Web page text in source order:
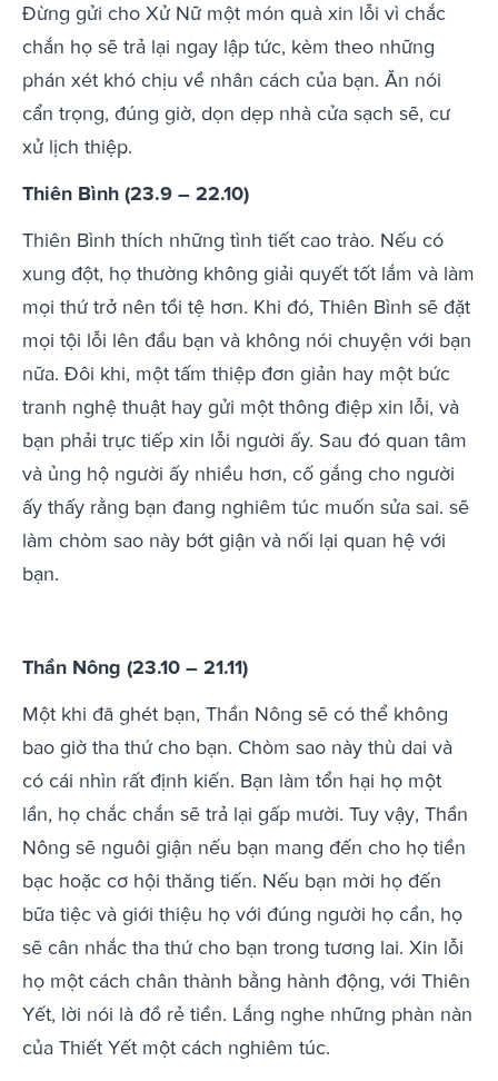
Đừng gửi cho Xử Nữ một món quà xin lỗi vì chắc
chắn họ sẽ trả lại ngay lập tức, kèm theo những
phán xét khó chịu về nhân cách của bạn. Ăn nói
cẩn trọng, đúng giờ, dọn dẹp nhà cửa sạch sẽ, cư
xử lịch thiệp.
Thiên Bình (23.9 – 22.10)
Thiên Bình thích những tình tiết cao trào. Nếu có
xung đột, họ thường không giải quyết tốt lắm và làm
mọi thứ trở nên tồi tệ hơn. Khi đó, Thiên Bình sẽ đặt
mọi tội lỗi lên đầu bạn và không nói chuyện với bạn
nữa. Đôi khi, một tấm thiệp đơn giản hay một bức
tranh nghệ thuật hay gửi một thông điệp xin lỗi, và
bạn phải trực tiếp xin lỗi người ấy. Sau đó quan tâm
và ủng hộ người ấy nhiều hơn, cố gắng cho người
ấy thấy rằng bạn đang nghiêm túc muốn sửa sai. sẽ
làm chòm sao này bớt giận và nối lại quan hệ với
bạn.
Thần Nông (23.10 – 21.11)
Một khi đã ghét bạn, Thần Nông sẽ có thể không
bao giờ tha thứ cho bạn. Chòm sao này thù dai và
có cái nhìn rất định kiến. Bạn làm tổn hại họ một
lần, họ chắc chắn sẽ trả lại gấp mười. Tuy vậy, Thần
Nông sẽ nguôi giận nếu bạn mang đến cho họ tiền
bạc hoặc cơ hội thăng tiến. Nếu bạn mời họ đến
bữa tiệc và giới thiệu họ với đúng người họ cần, họ
sẽ cân nhắc tha thứ cho bạn trong tương lai. Xin lỗi
họ một cách chân thành bằng hành động, với Thiên
Yết, lời nói là đồ rẻ tiền. Lắng nghe những phàn nàn
của Thiết Yết một cách nghiêm túc.